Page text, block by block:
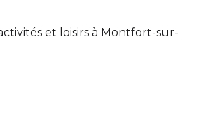
et loisirs à Montfort-sur-